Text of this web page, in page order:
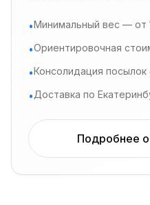
•Минимальный вес — от
•Ориентировочная
•Консолидация посылок
•Доставка по
Подробнее